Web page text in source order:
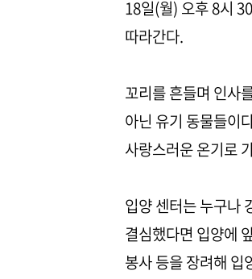
18일(월) 오후 8시
따라간다.
꼬리를 흔들며 인사
아닌 유기 동물들이
사랑스러운 온기로
입양 센터는 누구나
결심했다면 입양에
봉사 등을 장려해 입